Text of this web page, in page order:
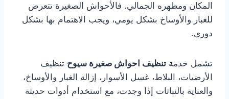
المكان ومظهره الجمالي. فالأحواش الصغيرة تتعرض
للغبار والأوساخ بشكل يومي، ويجب الاهتمام بها بشكل
دوري.
تشمل خدمة تنظيف احواش صغيرة سيوح تنظيف
الأرضيات، البلاط، غسل الأسوار، إزالة الغبار والأوساخ،
والعناية بالنباتات إذا وجدت، مع استخدام أدوات حديثة